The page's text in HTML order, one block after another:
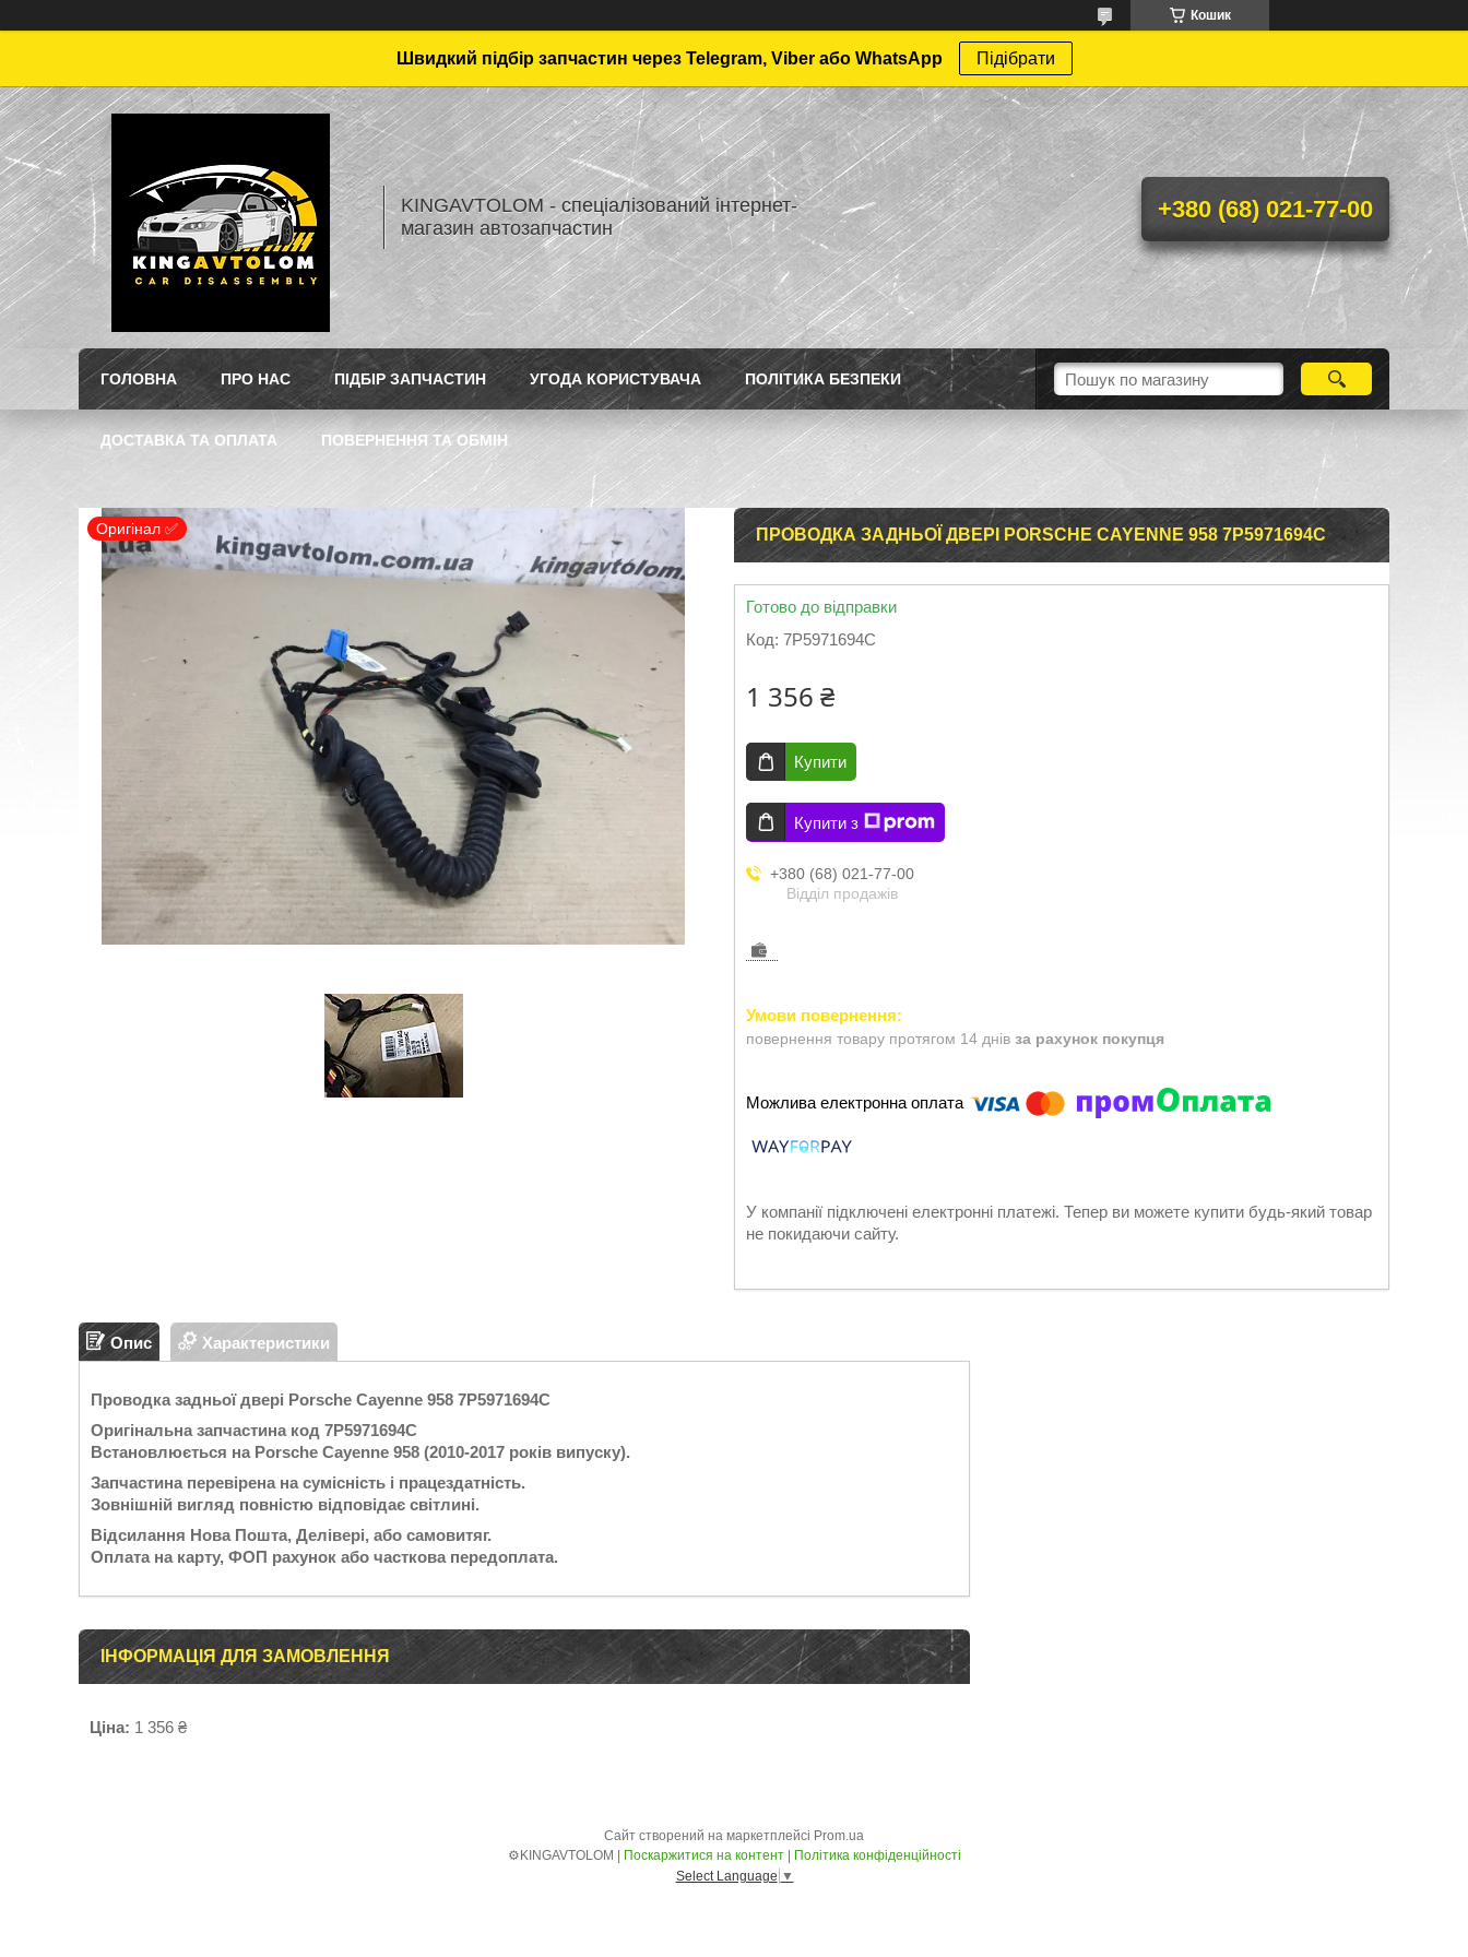
Кошик
Швидкий підбір запчастин через Telegram, Viber або WhatsApp Підібрати
KINGAVTOLOM - спеціалізований інтернет-
магазин автозапчастин
+380 (68) 021-77-00
ГОЛОВНА ПРО НАС ПІДБІР ЗАПЧАСТИН УГОДА КОРИСТУВАЧА ПОЛІТИКА БЕЗПЕКИ
ДОСТАВКА ТА ОПЛАТА ПОВЕРНЕННЯ ТА ОБМІН
Оригінал ✅ ПРОВОДКА ЗАДНЬОЇ ДВЕРІ PORSCHE CAYENNE 958 7P5971694C
Готово до відправки
Код: 7P5971694C
1 356 ₴
Купити
Купити з
+380 (68) 021-77-00
Відділ продажів
повернення товару протягом 14 днів за рахунок покупця
У компанії підключені електронні платежі. Тепер ви можете купити будь-який товар
не покидаючи сайту.
Опис Характеристики
Проводка задньої двері Porsche Cayenne 958 7P5971694C
Оригінальна запчастина код 7P5971694C
Встановлюється на Porsche Cayenne 958 (2010-2017 років випуску).
Запчастина перевірена на сумісність і працездатність.
Зовнішній вигляд повністю відповідає світлині.
Відсилання Нова Пошта, Делівері, або самовитяг.
Оплата на карту, ФОП рахунок або часткова передоплата.
ІНФОРМАЦІЯ ДЛЯ ЗАМОВЛЕННЯ
Ціна: 1 356 ₴
Сайт створений на маркетплейсі Prom.ua
Поскаржитися на контент
Політика конфіденційності
Select Language ▼